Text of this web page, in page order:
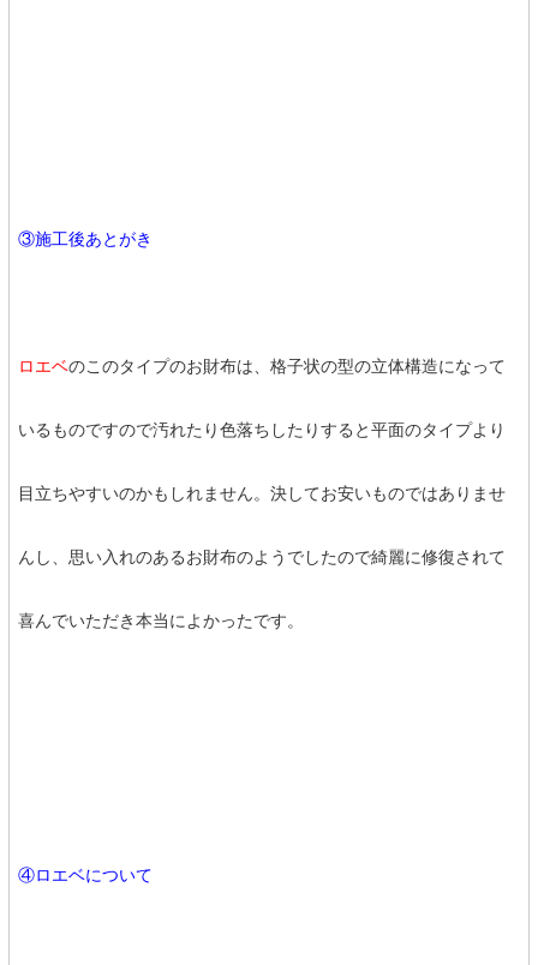
③施工後あとがき
ロエベのこのタイプのお財布は、格子状の型の立体構造になって
いるものですので汚れたり色落ちしたりすると平面のタイプより
目立ちやすいのかもしれません。決してお安いものではありませ
んし、思い入れのあるお財布のようでしたので綺麗に修復されて
喜んでいただき本当によかったです。
④ロエベについて